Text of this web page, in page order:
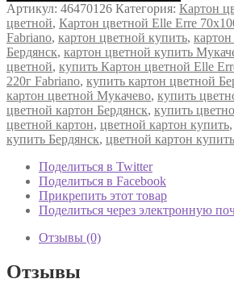
Артикул: 46470126 Категория: Картон
цветной, Картон цветной Elle Erre
Fabriano, картон цветной купить,
Бердянск, картон цветной купить
цветной, купить Картон цветной Elle
220г Fabriano, купить картон цветной
картон цветной Мукачево, купить
цветной картон Бердянск, купить
цветной картон, цветной картон купить,
купить Бердянск, цветной картон
Поделиться в Twitter
Поделиться в Facebook
Прикрепить этот товар
Поделиться через электронную
Отзывы (0)
Отзывы